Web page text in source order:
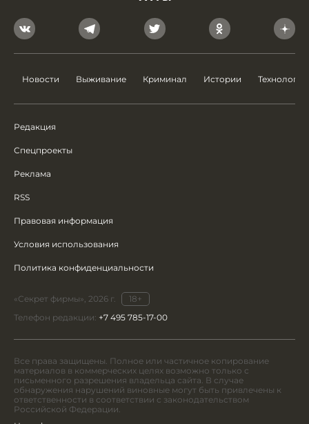
Новости Выживание Криминал Истории Технологии
Редакция
Спецпроекты
Реклама
RSS
Правовая информация
Условия использования
Политика конфиденциальности
«Секрет фирмы», 2026 г.
18+
Телефон редакции: +7 495 785-17-00
Все права защищены. Полное или частичное копирование
материалов в коммерческих целях возможно только с
письменного разрешения владельца сайта. В случае
обнаружения нарушений виновные могут быть привлечены к
ответственности в соответствии с законодательством
Российской Федерации.